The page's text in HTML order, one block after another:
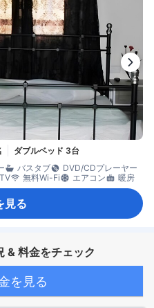
ダブルベッド 3台
バスタブ
DVD/CDプレーヤー
無料Wi-Fi エアコン 暖房
見る
& 料金をチェック
を見る